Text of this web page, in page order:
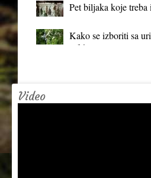
Pet biljaka koje
Kako se izboriti sa
infekcijama?
Video